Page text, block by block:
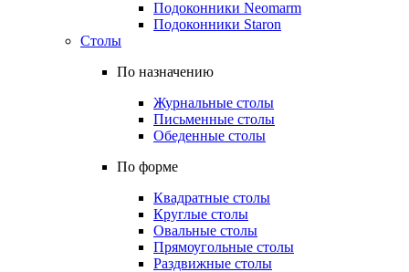
Подоконники Neomarm
Подоконники Staron
Столы
По назначению
Журнальные столы
Письменные столы
Обеденные столы
По форме
Квадратные столы
Круглые столы
Овальные столы
Прямоугольные столы
Раздвижные столы